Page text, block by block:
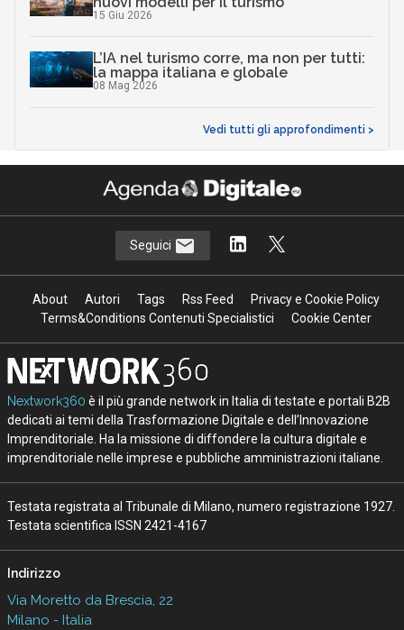
15 Giu 2026
L’IA nel turismo corre, ma non per tutti:
la mappa italiana e globale
08 Mag 2026
Vedi tutti gli approfondimenti >
Seguici
About Autori Tags Rss Feed
Privacy e Cookie Policy
Terms&Conditions Contenuti Specialistici
Cookie Center
Nextwork360 è il più grande network in Italia di testate e portali B2B
dedicati ai temi della Trasformazione Digitale e dell’Innovazione
Imprenditoriale. Ha la missione di diffondere la cultura digitale e
imprenditoriale nelle imprese e pubbliche amministrazioni italiane.
Testata registrata al Tribunale di Milano, numero registrazione 1927.
Testata scientifica ISSN 2421-4167
Indirizzo
Via Moretto da Brescia, 22
Milano - Italia